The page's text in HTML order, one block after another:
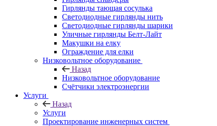
Гирлянды тающая сосулька
Светодиодные гирлянды нить
Светодиодные гирлянды шарики
Уличные гирлянды Белт-Лайт
Макушки на елку
Ограждение для елки
Низковольтное оборудование
Назад
Низковольтное оборудование
Счётчики электроэнергии
Услуги
Назад
Услуги
Проектирование инженерных систем